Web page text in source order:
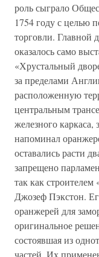
роль сыграло
1754 году с целью
торговли. Главной
оказалось само
«Хрустальный
за пределами
расположенную
центральным
железного
напоминал
оставались расти
запрещено
так как
Джозеф Пэкстон.
оранжерей для
оригинальное
состоявшая из
частей. Их